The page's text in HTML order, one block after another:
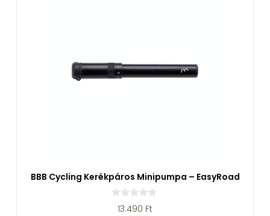
BBB Cycling Kerékpáros Minipumpa – EasyRoad
13.490 Ft